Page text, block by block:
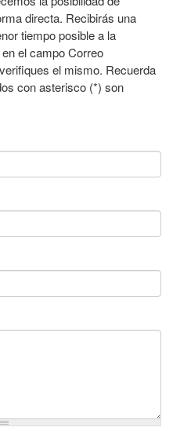
directa. Recibirás una
tiempo posible a la
el campo Correo
el mismo. Recuerda
con asterisco (*) son